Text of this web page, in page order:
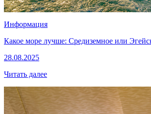
Информация
Какое море лучше: Средиземное или
28.08.2025
Читать далее